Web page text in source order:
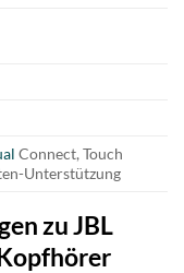
Connect, Touch
Unterstützung
zu JBL